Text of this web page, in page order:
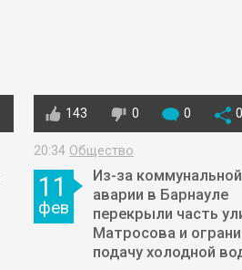
143 0 0 0
20:34 Общество
11
фев
Из-за коммунальной
аварии в Барнауле
перекрыли часть
Матросова и
подачу холодной